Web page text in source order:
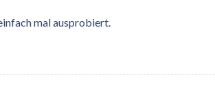
mal ausprobiert.